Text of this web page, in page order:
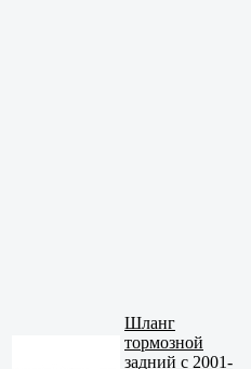
Шланг
тормозной
задний с 2001-